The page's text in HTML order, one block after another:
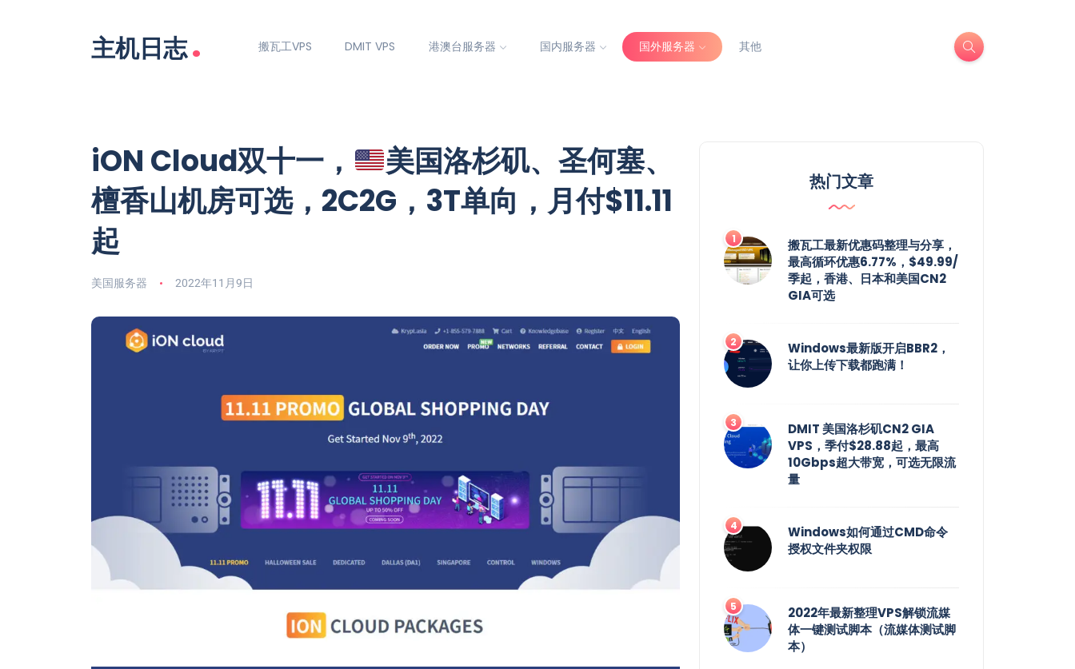
主机日志. 搬瓦工VPS DMIT VPS 港澳台服务器 国内服务器 国外服务器 其他
iON Cloud双十一，
美国洛杉矶、圣何塞、
檀香山机房可选，2C2G，3T单向，月付$11.11
起
美国服务器 2022年11月9日
热门文章
搬瓦工最新优惠码整理与分享，
最高循环优惠6.77%，$49.99/
季起，香港、日本和美国CN2
GIA可选
Windows最新版开启BBR2，
让你上传下载都跑满！
DMIT 美国洛杉矶CN2 GIA
VPS，季付$28.88起，最高
10Gbps超大带宽，可选无限流
量
Windows如何通过CMD命令
授权文件夹权限
2022年最新整理VPS解锁流媒
体一键测试脚本（流媒体测试脚
本）